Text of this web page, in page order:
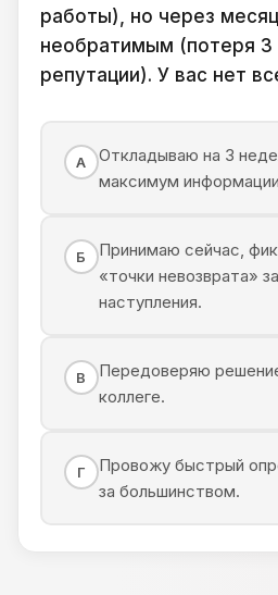
работы), но через
необратимым (потеря 3
репутации). У вас нет
А
Откладываю на 3
максимум
Б
Принимаю сейчас,
«точки невозврата»
наступления.
В
Передоверяю
коллеге.
Г
Провожу быстрый
за большинством.